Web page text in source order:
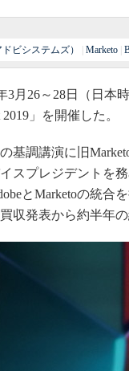
ビシステムズ） Marketo
3月26～28日（日本
2019」を開催した。
基調講演に旧
スプレジデントを
とMarketoの統合
収発表から約半年の